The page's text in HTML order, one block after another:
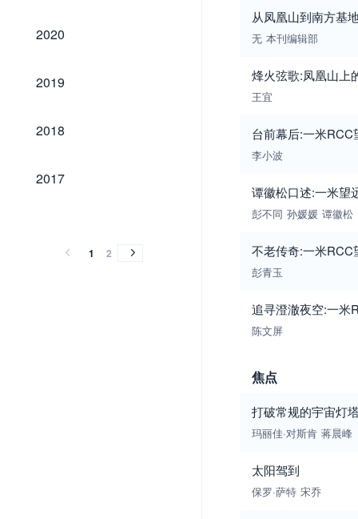
2020
2020
2019
2019
2018
2018
2017
2017
1 2
从凤凰山到南方基
无 本刊编辑部
烽火弦歌:凤凰山上
王宜
台前幕后:一米RCC
李小波
谭徽松口述:一米望
彭不同 孙媛媛 谭徽松
不老传奇:一米
彭青玉
追寻澄澈夜空:一米
陈文屏
焦点
打破常规的宇宙灯
玛丽佳·对斯肯 蒋晨峰
太阳驾到
保罗·萨特 宋乔